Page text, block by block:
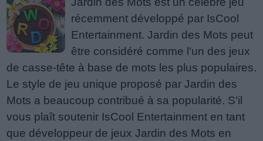
récemment développé par IsCool
Entertainment. Jardin des Mots peut
être considéré comme l'un des jeux
de casse-tête à base de mots les plus populaires.
Le style de jeu unique proposé par Jardin des
Mots a beaucoup contribué à sa popularité. S'il
vous plaît soutenir IsCool Entertainment en tant
que développeur de jeux Jardin des Mots en